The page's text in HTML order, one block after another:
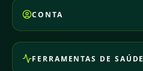
CONTA
FERRAMENTAS DE SAÚDE